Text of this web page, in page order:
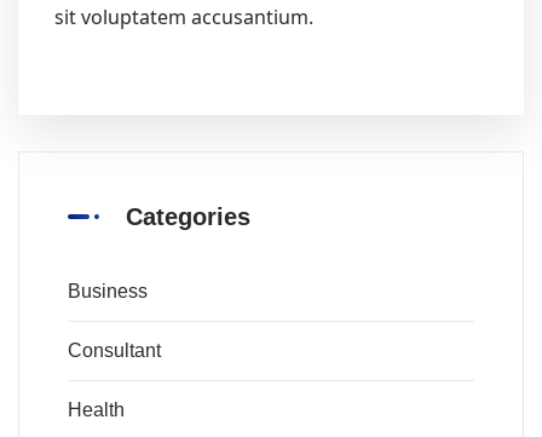
sit voluptatem accusantium.
Categories
Business
Consultant
Health